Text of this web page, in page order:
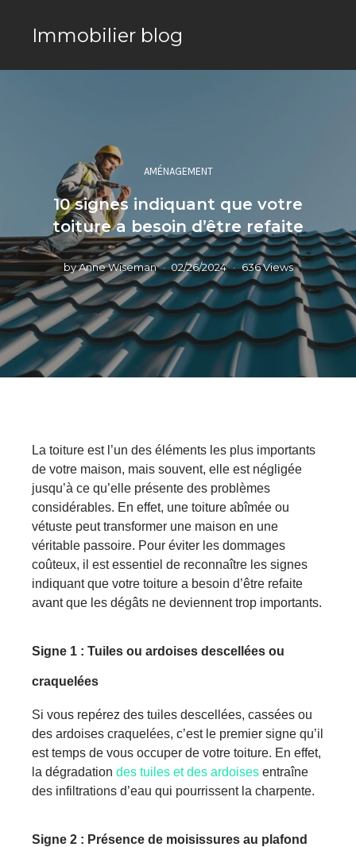
Immobilier blog
AMÉNAGEMENT
10 signes indiquant que votre
toiture a besoin d’être refaite
byAnne Wiseman 02/26/2024 636 Views
La toiture est l’un des éléments les plus importants
de votre maison, mais souvent, elle est négligée
jusqu’à ce qu’elle présente des problèmes
considérables. En effet, une toiture abîmée ou
vétuste peut transformer une maison en une
véritable passoire. Pour éviter les dommages
coûteux, il est essentiel de reconnaître les signes
indiquant que votre toiture a besoin d’être refaite
avant que les dégâts ne deviennent trop importants.
Signe 1 : Tuiles ou ardoises descellées ou
craquelées
Si vous repérez des tuiles descellées, cassées ou
des ardoises craquelées, c’est le premier signe qu’il
est temps de vous occuper de votre toiture. En effet,
la dégradation des tuiles etdes ardoises entraîne
des infiltrations d’eau qui pourrissent la charpente.
Signe 2 : Présence de moisissures au plafond